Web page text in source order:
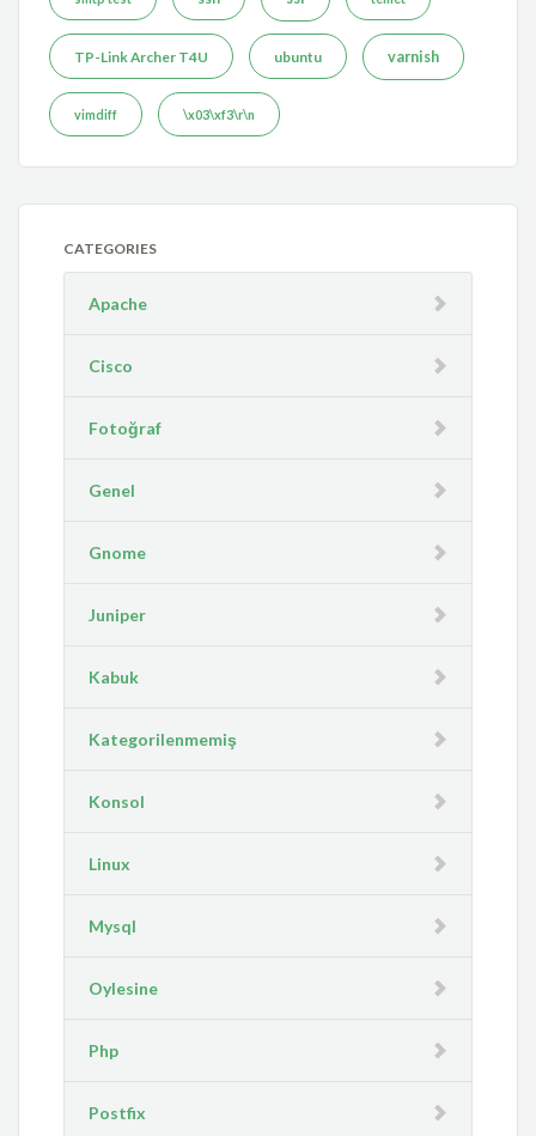
TP-Link Archer T4U ubuntu varnish
vimdiff \x03\xf3\r\n
CATEGORIES
Apache
Cisco
Fotoğraf
Genel
Gnome
Juniper
Kabuk
Kategorilenmemiş
Konsol
Linux
Mysql
Oylesine
Php
Postfix